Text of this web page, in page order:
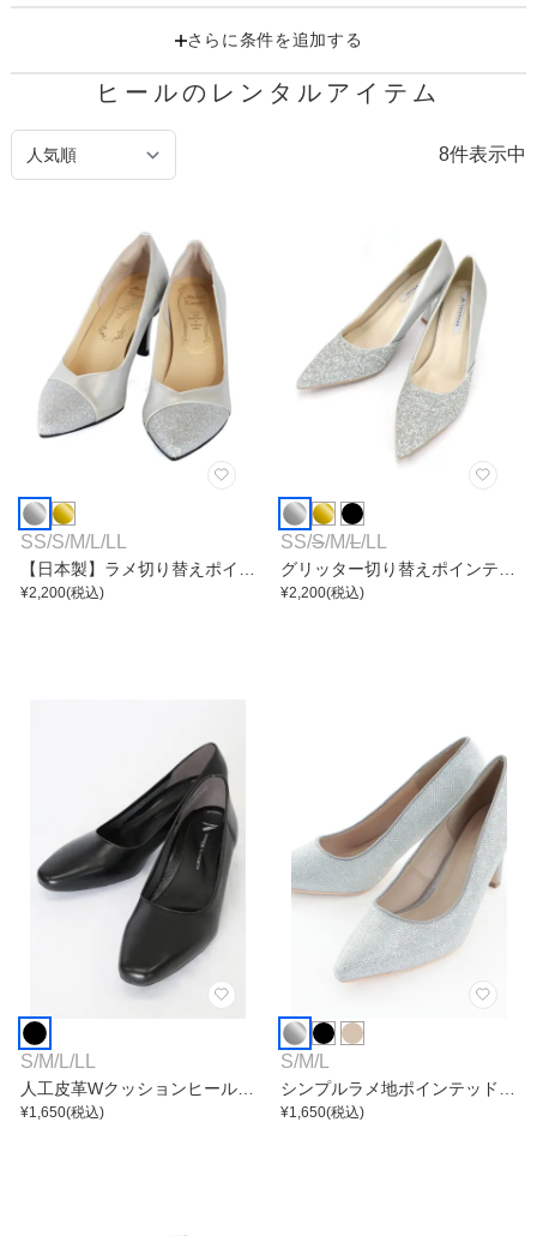
さらに条件を追加する
ヒールのレンタルアイテム
8件表示中
SS/S/M/L /LL
【日本製】ラメ切り替えポイン
テッドトゥパンプス
¥2,200(税込)
SS/S/M/L/LL
グリッター切り替えポインテッ
ドハイヒール
¥2,200(税込)
S/M/L /LL
人工皮革Wクッションヒールパ
ンプス
¥1,650(税込)
S/M/L
シンプルラメ地ポインテッドト
ゥハイヒール
¥1,650(税込)